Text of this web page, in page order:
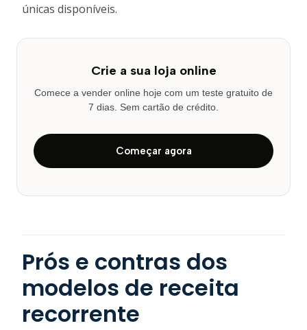
únicas disponíveis.
Crie a sua loja online
Comece a vender online hoje com um teste gratuito de
7 dias. Sem cartão de crédito.
Começar agora
Prós e contras dos
modelos de receita
recorrente